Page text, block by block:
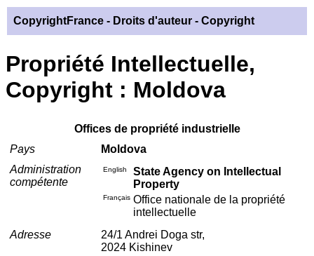
CopyrightFrance - Droits d'auteur - Copyright
Propriété Intellectuelle,
Copyright : Moldova
Offices de propriété industrielle
Pays
Moldova
Administration
compétente
English
State Agency on Intellectual
Property
Français Office nationale de la propriété
intellectuelle
Adresse
24/1 Andrei Doga str,
2024 Kishinev